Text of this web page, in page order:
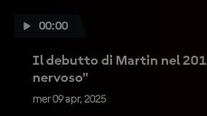
00:00
Il debutto di Martin nel
nervoso"
mer 09 apr, 2025